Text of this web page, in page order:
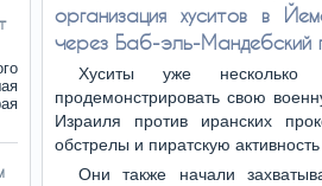
организация хуситов в
через Баб-эль-Мандебский
Хуситы уже несколько
продемонстрировать свою
Израиля против иранских
обстрелы и пиратскую
Они также начали